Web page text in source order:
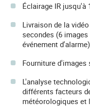
Éclairage IR jusqu'à
Livraison de la
secondes (6
événement d'alarme)
Fourniture d'images
L'analyse
différents facteurs
météorologiques et